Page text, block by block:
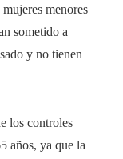
menores
sometido a
y no tienen
los controles
años, ya que la